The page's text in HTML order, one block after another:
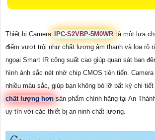
Thiết bị Camera IPC-S2VBP-5M0WR là một lựa
điểm vượt trội như chất lượng âm thanh và loa rõ
ngoại Smart IR công suất cao giúp quan sát ban
hình ảnh sắc nét nhờ chip CMOS tiên tiến.
nhiều màu sắc, giúp bạn không bỏ lỡ bất kỳ chi tiết
chất lượng hơn sản phẩm chính hãng tại An
uy tín với các thiết bị an ninh chất lượng.